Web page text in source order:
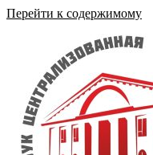
Перейти к содержимому